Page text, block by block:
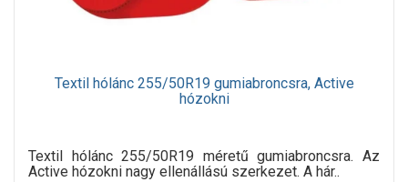
Textil hólánc 255/50R19 gumiabroncsra, Active
hózokni
Textil hólánc 255/50R19 méretű gumiabroncsra. Az
Active hózokni nagy ellenállású szerkezet. A hár..